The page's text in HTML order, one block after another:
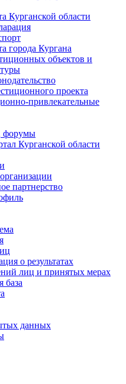
Курганской области
города Кургана
объектов и
проекта
привлекательные
форумы
Курганской области
партнерство
о результатах
лиц и принятых мерах
база
данных